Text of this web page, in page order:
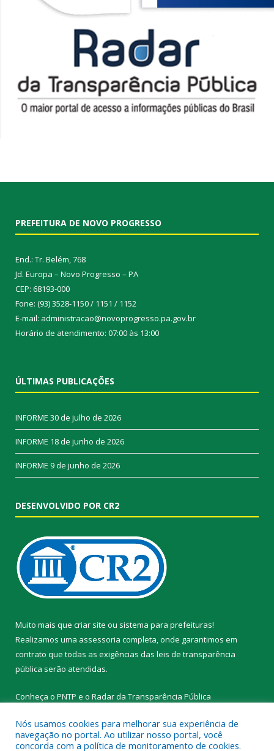
PREFEITURA DE NOVO PROGRESSO
End.: Tr. Belém, 768
Jd. Europa – Novo Progresso – PA
CEP: 68193-000
Fone: (93) 3528-1150 / 1151 / 1152
E-mail: administracao@novoprogresso.pa.gov.br
Horário de atendimento: 07:00 às 13:00
ÚLTIMAS PUBLICAÇÕES
INFORME 30 de julho de 2026
INFORME 18 de junho de 2026
INFORME 9 de junho de 2026
DESENVOLVIDO POR CR2
Muito mais que criar site ou sistema para prefeituras!
Realizamos uma assessoria completa, onde garantimos em
contrato que todas as exigências das leis de transparência
pública serão atendidas.
Conheça o PNTP e o Radar da Transparência Pública
Nós usamos cookies para melhorar sua experiência de
navegação no portal. Ao utilizar nosso portal, você
concorda com a política de monitoramento de cookies.